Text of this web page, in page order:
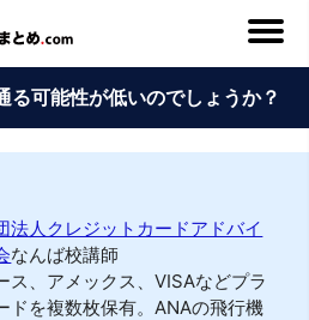
る可能性が低いのでしょうか？
法人クレジットカードアドバイ
なんば校講師
ス、アメックス、VISAなどプラ
ドを複数枚保有。ANAの飛行機